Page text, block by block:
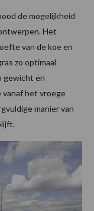
de mogelijkheid
Het
van de koe en
zo optimaal
gewicht en
vanaf het vroege
manier van